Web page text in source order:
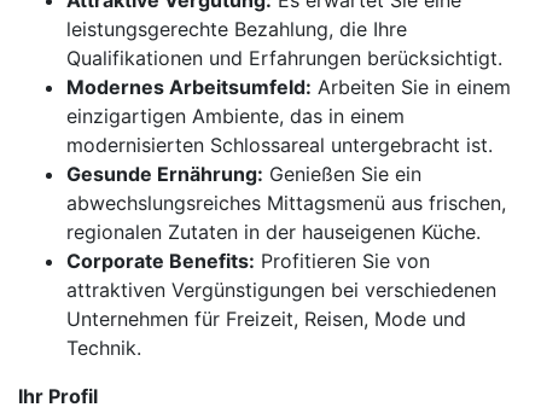
leistungsgerechte Bezahlung, die Ihre
Qualifikationen und Erfahrungen berücksichtigt.
Modernes Arbeitsumfeld: Arbeiten Sie in einem
einzigartigen Ambiente, das in einem
modernisierten Schlossareal untergebracht ist.
Gesunde Ernährung: Genießen Sie ein
abwechslungsreiches Mittagsmenü aus frischen,
regionalen Zutaten in der hauseigenen Küche.
Corporate Benefits: Profitieren Sie von
attraktiven Vergünstigungen bei verschiedenen
Unternehmen für Freizeit, Reisen, Mode und
Technik.
Ihr Profil